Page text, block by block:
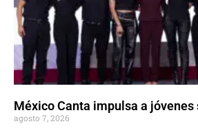
México Canta impulsa a
agosto 7, 2026